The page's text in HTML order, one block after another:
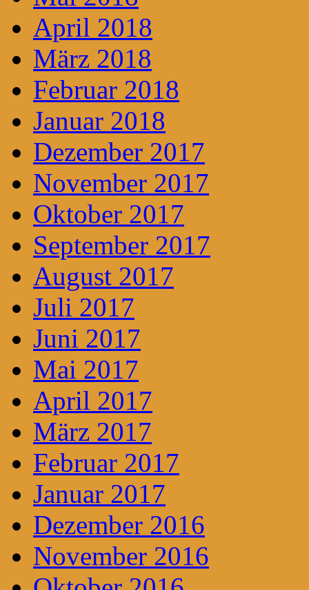
April 2018
März 2018
Februar 2018
Januar 2018
Dezember 2017
November 2017
Oktober 2017
September 2017
August 2017
Juli 2017
Juni 2017
Mai 2017
April 2017
März 2017
Februar 2017
Januar 2017
Dezember 2016
November 2016